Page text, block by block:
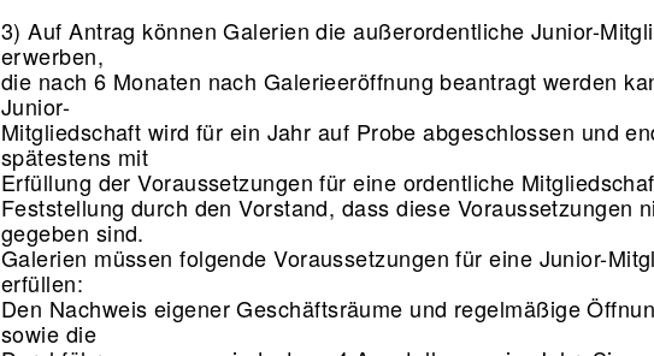
3) Auf Antrag können Galerien die außerordentliche Junior-
erwerben,
die nach 6 Monaten nach Galerieeröffnung beantragt werden
Junior-
Mitgliedschaft wird für ein Jahr auf Probe abgeschlossen und
spätestens mit
Erfüllung der Voraussetzungen für eine ordentliche
Feststellung durch den Vorstand, dass diese Voraussetzungen
gegeben sind.
Galerien müssen folgende Voraussetzungen für eine Junior-
erfüllen:
Den Nachweis eigener Geschäftsräume und regelmäßige
sowie die